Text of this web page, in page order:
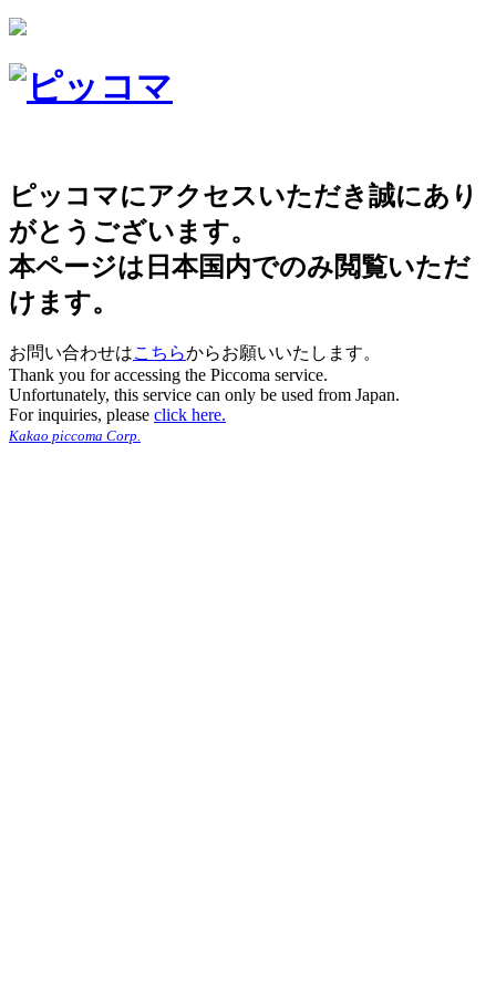
ピッコマにアクセスいただき誠にあり
がとうございます。
本ページは日本国内でのみ閲覧いただ
けます。
お問い合わせはこちらからお願いいたします。
Thank you for accessing the Piccoma service.
Unfortunately, this service can only be used from Japan.
For inquiries, please click here.
Kakao piccoma Corp.